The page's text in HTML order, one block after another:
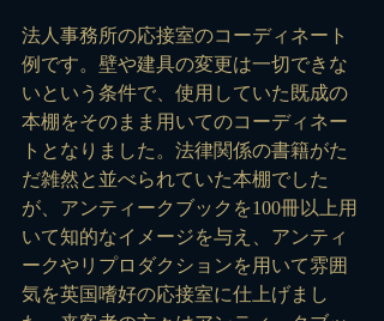
法人事務所の応接室のコーディネート
例です。壁や建具の変更は一切できな
いという条件で、使用していた既成の
本棚をそのまま用いてのコーディネー
トとなりました。法律関係の書籍がた
だ雑然と並べられていた本棚でした
が、アンティークブックを100冊以上用
いて知的なイメージを与え、アンティ
ークやリプロダクションを用いて雰囲
気を英国嗜好の応接室に仕上げまし